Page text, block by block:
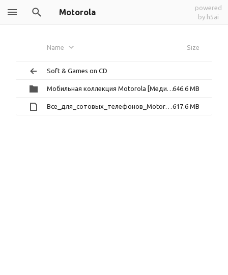
Motorola
powered
by h5ai
Name Size
Soft & Games on CD
Мобильная коллекция Motorola [МедиаХауз]646.6 MB
Все_для_сотовых_телефонов_Motorola_V.3.0.ISO617.6 MB